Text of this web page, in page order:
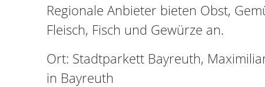
Regionale Anbieter bieten Obst,
Fleisch, Fisch und Gewürze an.
Ort: Stadtparkett Bayreuth,
in Bayreuth